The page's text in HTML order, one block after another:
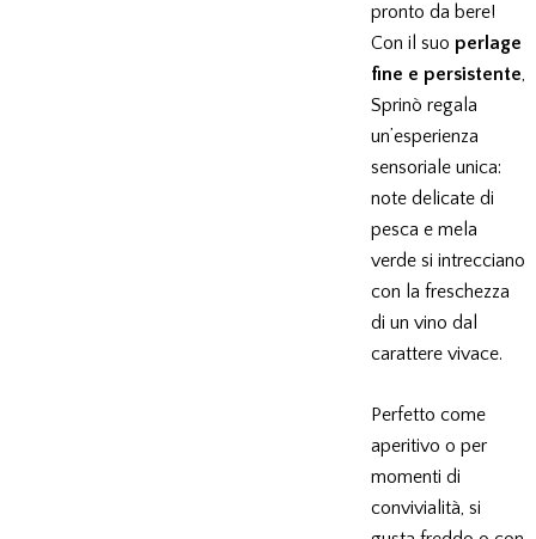
pronto da bere!
Con il suo perlage
fine e persistente,
Sprinò regala
un’esperienza
sensoriale unica:
note delicate di
pesca e mela
verde si intrecciano
con la freschezza
di un vino dal
carattere vivace.
Perfetto come
aperitivo o per
momenti di
convivialità, si